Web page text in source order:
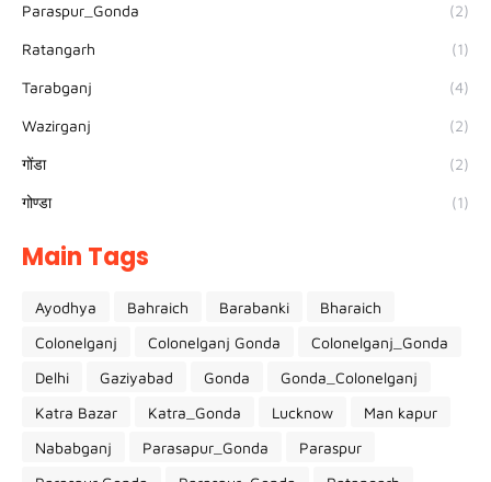
Paraspur_Gonda (2)
Ratangarh (1)
Tarabganj (4)
Wazirganj (2)
गोंडा (2)
गोण्डा (1)
Main Tags
Ayodhya Bahraich Barabanki
Bharaich
Colonelganj
Colonelganj Gonda
Colonelganj_Gonda
Delhi
Gaziyabad Gonda
Gonda_Colonelganj
Katra Bazar
Katra_Gonda Lucknow
Man kapur
Nababganj
Parasapur_Gonda
Paraspur